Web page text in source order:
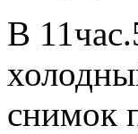
В
снимок